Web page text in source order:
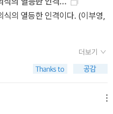
범한 동식물이 아닌가 한다. 수
을 물고 있는 개똥지빠귀, 꽃이
힘을 갖고 있어서 어떤 일을
긴다. 5분 정도 잔잔한 물을 바
얻을 수도 있다. 205P야성의
. 자신의 이야기를 한다는건 평
을 때 병은 치유된다. 행복은 타
의 열등한 인격이다. (이부영,
더보기